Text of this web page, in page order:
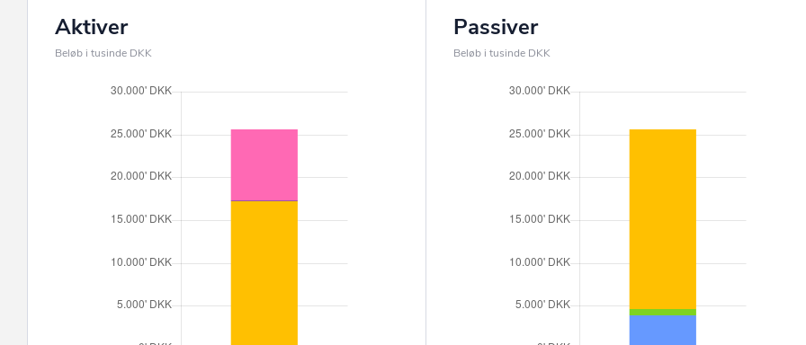
Aktiver
Beløb i tusinde DKK
Passiver
Beløb i tusinde DKK